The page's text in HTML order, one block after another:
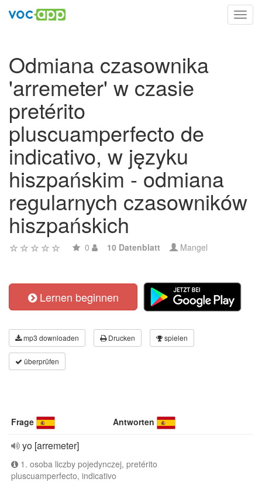
Odmiana czasownika
'arremeter' w czasie
pretérito
pluscuamperfecto de
indicativo, w języku
hiszpańskim - odmiana
regularnych czasowników
hiszpańskich
0 10 Datenblatt Mangel
Lernen beginnen
mp3 downloaden Drucken spielen
überprüfen
Frage Antworten
yo [arremeter]
1. osoba liczby pojedynczej, pretérito
pluscuamperfecto, indicativo